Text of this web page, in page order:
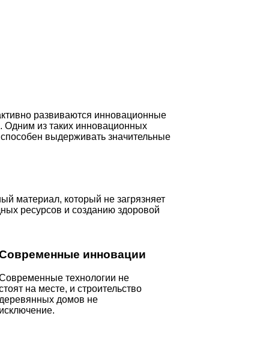
развиваются инновационные
Одним из таких инновационных
выдерживать значительные
материал, который не загрязняет
ресурсов и созданию здоровой
инновации
технологии не
на месте, и строительство
деревянных домов не
исключение.